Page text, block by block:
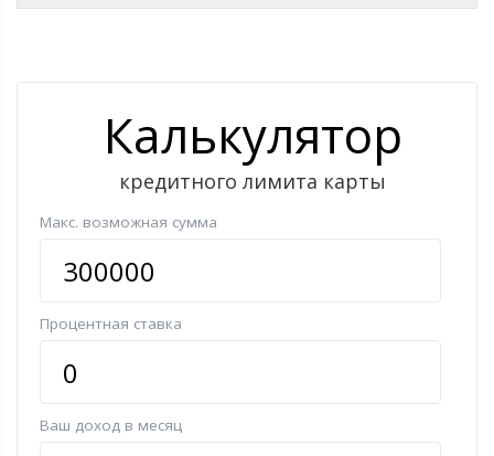
Калькулятор
кредитного лимита карты
Макс. возможная сумма
Процентная ставка
Ваш доход в месяц